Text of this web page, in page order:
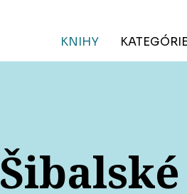
KNIHY KATEGÓRIE